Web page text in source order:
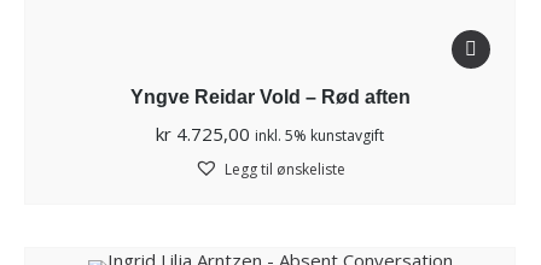
Yngve Reidar Vold – Rød aften
kr 4.725,00 inkl. 5% kunstavgift
Legg til ønskeliste